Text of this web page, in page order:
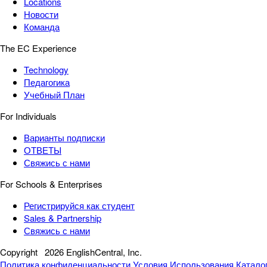
Новости
Команда
The EC Experience
Technology
Педагогика
Учебный План
For Individuals
Варианты подписки
ОТВЕТЫ
Свяжись с нами
For Schools & Enterprises
Регистрируйся как студент
Sales & Partnership
Свяжись с нами
Copyright 2026 EnglishCentral, Inc.